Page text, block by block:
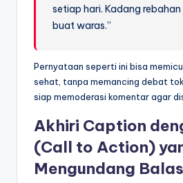
setiap hari. Kadang
buat waras.”
Pernyataan seperti ini bisa
sehat, tanpa memancing debat
siap memoderasi komentar agar
Akhiri Caption
(Call to Action)
Mengundang